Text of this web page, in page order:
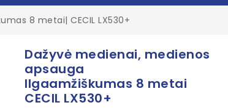
8 metai| CECIL LX530+
Dažyvė medienai, medienos
apsauga
Ilgaamžiškumas 8 metai
CECIL LX530+